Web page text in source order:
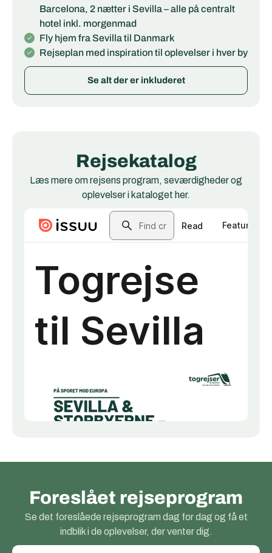
Barcelona, 2 nætter i Sevilla – alle på centralt
hotel inkl. morgenmad
Fly hjem fra Sevilla til Danmark
Rejseplan med inspiration til oplevelser i hver by
Se alt der er inkluderet
Rejsekatalog
Læs mere om rejsens program, seværdigheder og
oplevelser i kataloget her.
Foreslået rejseprogram
Se det foreslåede rejseprogram dag for dag og få et
indblik i de oplevelser, der venter dig.